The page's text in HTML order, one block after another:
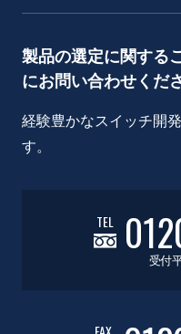
製品の選定に関する
にお問い合わせくだ
経験豊かなスイッチ開
す。
TEL
受付